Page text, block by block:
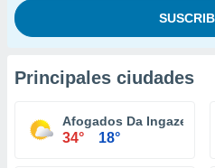
Principales ciudades
Afogados Da Ingazeira
34° 18°